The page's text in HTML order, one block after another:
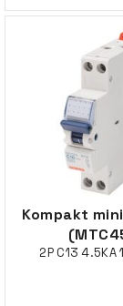
Kompakt
2P C13 4.5KA